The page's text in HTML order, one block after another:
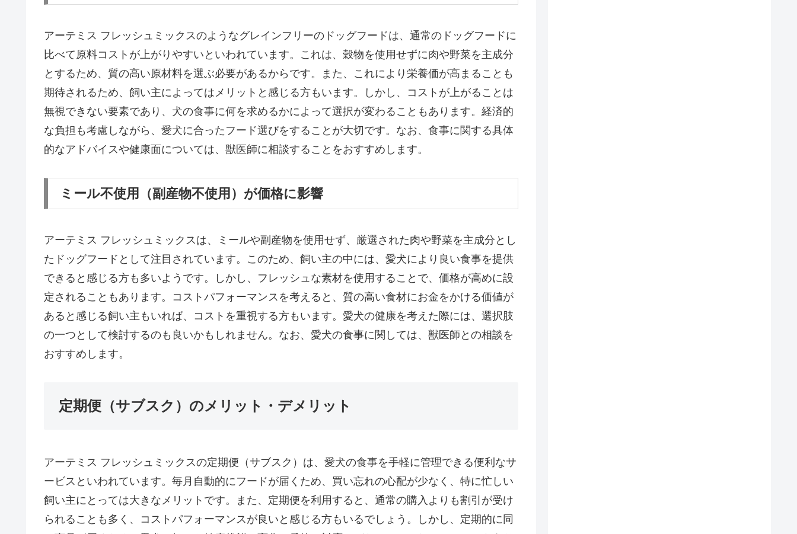
アーテミス フレッシュミックスのようなグレインフリーのドッグフードは、通常のドッグフードに
比べて原料コストが上がりやすいといわれています。これは、穀物を使用せずに肉や野菜を主成分
とするため、質の高い原材料を選ぶ必要があるからです。また、これにより栄養価が高まることも
期待されるため、飼い主によってはメリットと感じる方もいます。しかし、コストが上がることは
無視できない要素であり、犬の食事に何を求めるかによって選択が変わることもあります。経済的
な負担も考慮しながら、愛犬に合ったフード選びをすることが大切です。なお、食事に関する具体
的なアドバイスや健康面については、獣医師に相談することをおすすめします。
ミール不使用（副産物不使用）が価格に影響
アーテミス フレッシュミックスは、ミールや副産物を使用せず、厳選された肉や野菜を主成分とし
たドッグフードとして注目されています。このため、飼い主の中には、愛犬により良い食事を提供
できると感じる方も多いようです。しかし、フレッシュな素材を使用することで、価格が高めに設
定されることもあります。コストパフォーマンスを考えると、質の高い食材にお金をかける価値が
あると感じる飼い主もいれば、コストを重視する方もいます。愛犬の健康を考えた際には、選択肢
の一つとして検討するのも良いかもしれません。なお、愛犬の食事に関しては、獣医師との相談を
おすすめします。
定期便（サブスク）のメリット・デメリット
アーテミス フレッシュミックスの定期便（サブスク）は、愛犬の食事を手軽に管理できる便利なサ
ービスといわれています。毎月自動的にフードが届くため、買い忘れの心配が少なく、特に忙しい
飼い主にとっては大きなメリットです。また、定期便を利用すると、通常の購入よりも割引が受け
られることも多く、コストパフォーマンスが良いと感じる方もいるでしょう。しかし、定期的に同